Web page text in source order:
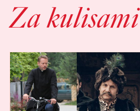
Za kulisami